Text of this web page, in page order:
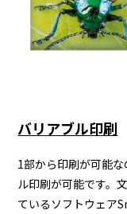
バリアブル印刷
1部から印刷が可能
ル印刷が可能です。
ているソフトウェア